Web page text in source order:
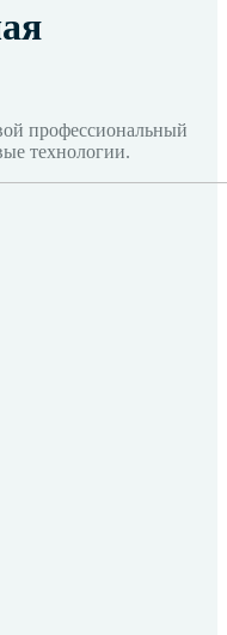
профессиональный
технологии.